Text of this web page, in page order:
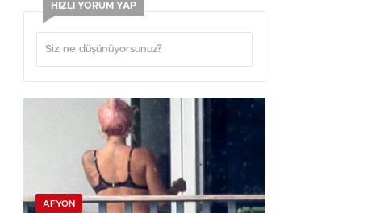
HIZLI YORUM YAP
AFYON